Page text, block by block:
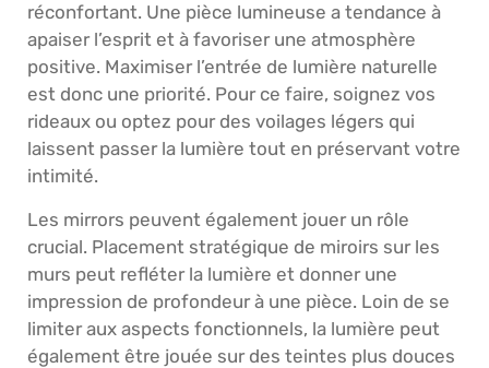
réconfortant. Une pièce lumineuse a tendance à
apaiser l’esprit et à favoriser une atmosphère
positive. Maximiser l’entrée de lumière naturelle
est donc une priorité. Pour ce faire, soignez vos
rideaux ou optez pour des voilages légers qui
laissent passer la lumière tout en préservant votre
intimité.
Les mirrors peuvent également jouer un rôle
crucial. Placement stratégique de miroirs sur les
murs peut refléter la lumière et donner une
impression de profondeur à une pièce. Loin de se
limiter aux aspects fonctionnels, la lumière peut
également être jouée sur des teintes plus douces